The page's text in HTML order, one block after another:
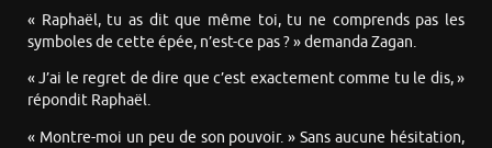
« Raphaël, tu as dit que même toi, tu ne comprends pas les
symboles de cette épée, n’est-ce pas ? » demanda Zagan.
« J’ai le regret de dire que c’est exactement comme tu le dis, »
répondit Raphaël.
« Montre-moi un peu de son pouvoir. » Sans aucune hésitation,